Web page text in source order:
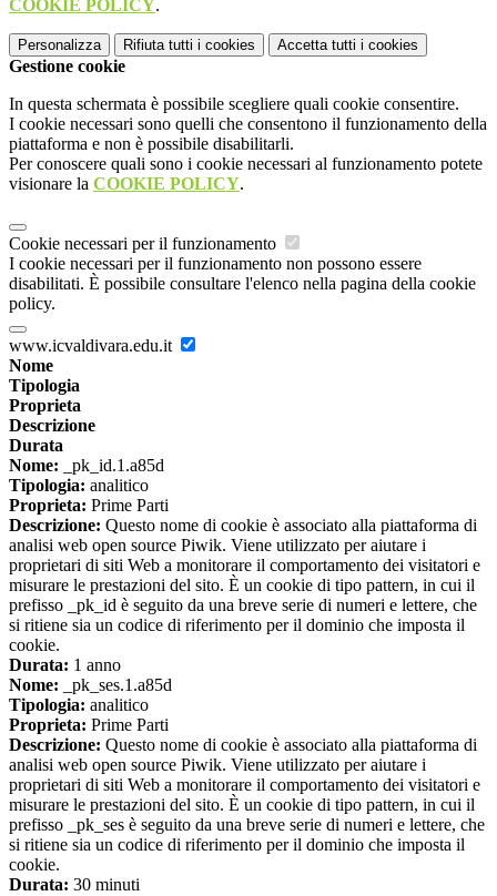
COOKIE POLICY.
Personalizza Rifiuta tutti i cookies Accetta tutti i cookies
Gestione cookie
In questa schermata è possibile scegliere quali cookie consentire.
I cookie necessari sono quelli che consentono il funzionamento della
piattaforma e non è possibile disabilitarli.
Per conoscere quali sono i cookie necessari al funzionamento potete
visionare la COOKIE POLICY.
Cookie necessari per il funzionamento
I cookie necessari per il funzionamento non possono essere
disabilitati. È possibile consultare l'elenco nella pagina della cookie
policy.
www.icvaldivara.edu.it
Nome
Tipologia
Proprieta
Descrizione
Durata
Nome: _pk_id.1.a85d
Tipologia: analitico
Proprieta: Prime Parti
Descrizione: Questo nome di cookie è associato alla piattaforma di
analisi web open source Piwik. Viene utilizzato per aiutare i
proprietari di siti Web a monitorare il comportamento dei visitatori e
misurare le prestazioni del sito. È un cookie di tipo pattern, in cui il
prefisso _pk_id è seguito da una breve serie di numeri e lettere, che
si ritiene sia un codice di riferimento per il dominio che imposta il
cookie.
Durata: 1 anno
Nome: _pk_ses.1.a85d
Tipologia: analitico
Proprieta: Prime Parti
Descrizione: Questo nome di cookie è associato alla piattaforma di
analisi web open source Piwik. Viene utilizzato per aiutare i
proprietari di siti Web a monitorare il comportamento dei visitatori e
misurare le prestazioni del sito. È un cookie di tipo pattern, in cui il
prefisso _pk_ses è seguito da una breve serie di numeri e lettere, che
si ritiene sia un codice di riferimento per il dominio che imposta il
cookie.
Durata: 30 minuti